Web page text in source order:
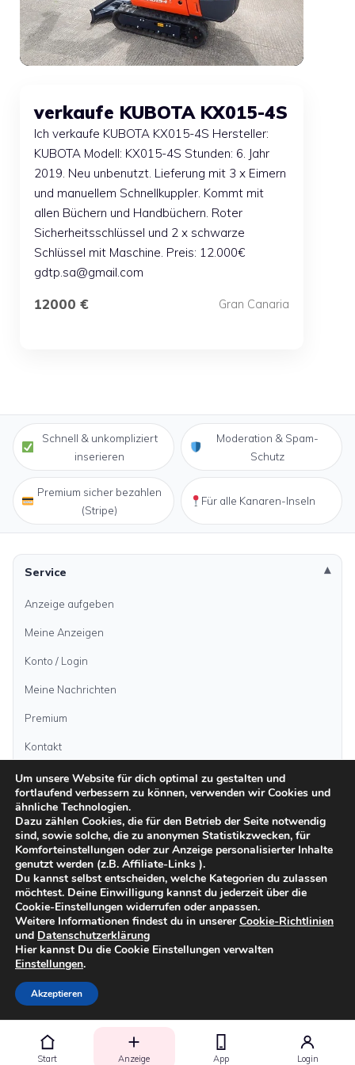
verkaufe KUBOTA KX015-4S
Ich verkaufe KUBOTA KX015-4S Hersteller:
KUBOTA Modell: KX015-4S Stunden: 6. Jahr
2019. Neu unbenutzt. Lieferung mit 3 x Eimern
und manuellem Schnellkuppler. Kommt mit
allen Büchern und Handbüchern. Roter
Sicherheitsschlüssel und 2 x schwarze
Schlüssel mit Maschine. Preis: 12.000€
gdtp.sa@gmail.com
12000 € Gran Canaria
Schnell & unkompliziert
inserieren
Moderation & Spam-
Schutz
Premium sicher bezahlen
(Stripe)
Für alle Kanaren-Inseln
Service
Anzeige aufgeben
Meine Anzeigen
Konto / Login
Meine Nachrichten
Premium
Kontakt
Anzeige aufgeben
Kategorien
Inseln
ImpressumDatenschutzAGB Sicher inserierenModerationsrichtlinien
Um unsere Website für dich optimal zu gestalten und
fortlaufend verbessern zu können, verwenden wir Cookies und
ähnliche Technologien.
Dazu zählen Cookies, die für den Betrieb der Seite notwendig
sind, sowie solche, die zu anonymen Statistikzwecken, für
Komforteinstellungen oder zur Anzeige personalisierter Inhalte
genutzt werden (z.B. Affiliate-Links ).
Du kannst selbst entscheiden, welche Kategorien du zulassen
möchtest. Deine Einwilligung kannst du jederzeit über die
Cookie-Einstellungen widerrufen oder anpassen.
Weitere Informationen findest du in unsererCookie-Richtlinien
und Datenschutzerklärung
Hier kannst Du die Cookie Einstellungen verwalten
Einstellungen.
Akzeptieren
Start Anzeige App Login